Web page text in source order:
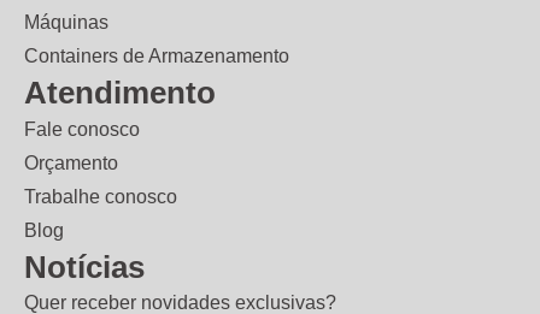
Máquinas
Containers de Armazenamento
Atendimento
Fale conosco
Orçamento
Trabalhe conosco
Blog
Notícias
Quer receber novidades exclusivas?